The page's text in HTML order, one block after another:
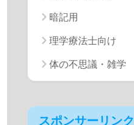
暗記用
理学療法士向け
体の不思議・雑学
スポンサーリンク